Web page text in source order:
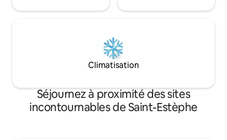
Climatisation
Séjournez à proximité des sites
incontournables de Saint-Estèphe